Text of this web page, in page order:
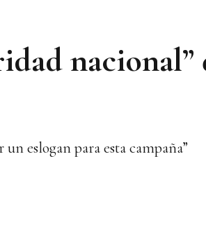
nacional”
eslogan para esta campaña”